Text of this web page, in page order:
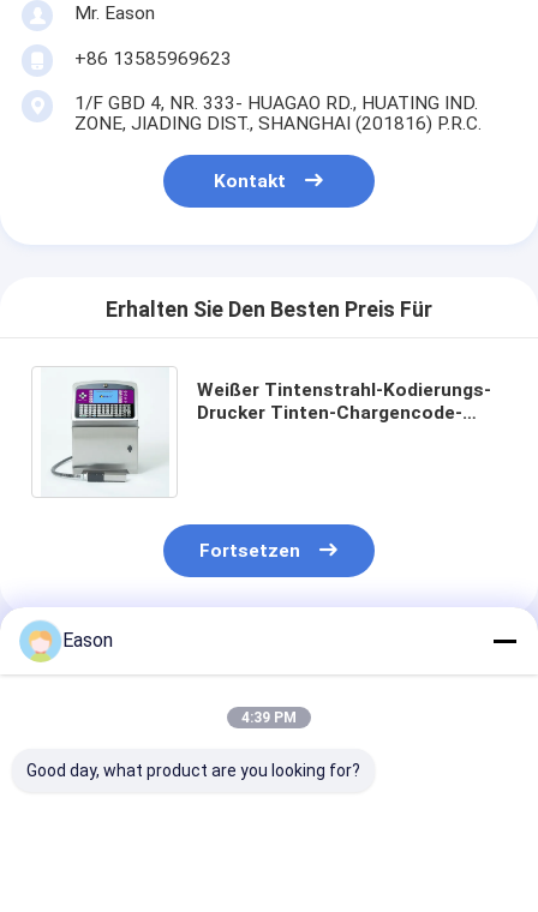
Mr. Eason
+86 13585969623
1/F GBD 4, NR. 333- HUAGAO RD., HUATING IND.
ZONE, JIADING DIST., SHANGHAI (201816) P.R.C.
Kontakt
Erhalten Sie Den Besten Preis Für
Weißer Tintenstrahl-Kodierungs-
Drucker Tinten-Chargencode-
Fortsetzen
Empfohlene Produkte
Eason
4:39 PM
Good day, what product are you looking for?